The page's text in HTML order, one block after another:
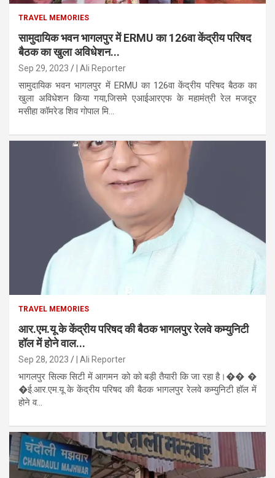
TRAVEL MEMORIES
सामुदायिक भवन भागलपुर में ERMU का 126वा केंद्रीय परिषद
बैठक का खुला अविधेशन...
Sep 29, 2023 | Ali Reporter
सामुदायिक भवन भागलपुर में ERMU का 126वा केंद्रीय परिषद बैठक का
खुला अविधेशन किया गया,जिसमे एआईआरएफ के महामंत्री रेल मजदूर
मसीहा कॉमरेड शिव गोपाल मि...
TRAVEL MEMORIES
आर.एम.यू के केंद्रीय परिषद की बैठक भागलपुर रेलवे कम्युनिटी
हॉल में होने वाल...
Sep 28, 2023 | Ali Reporter
भागलपुर सिल्क सिटी में आगमन को को बड़ी तैयारी कि जा रहा है।�� �
�ई.आर.एम.यू के केंद्रीय परिषद की बैठक भागलपुर रेलवे कम्युनिटी हॉल में
होने व...